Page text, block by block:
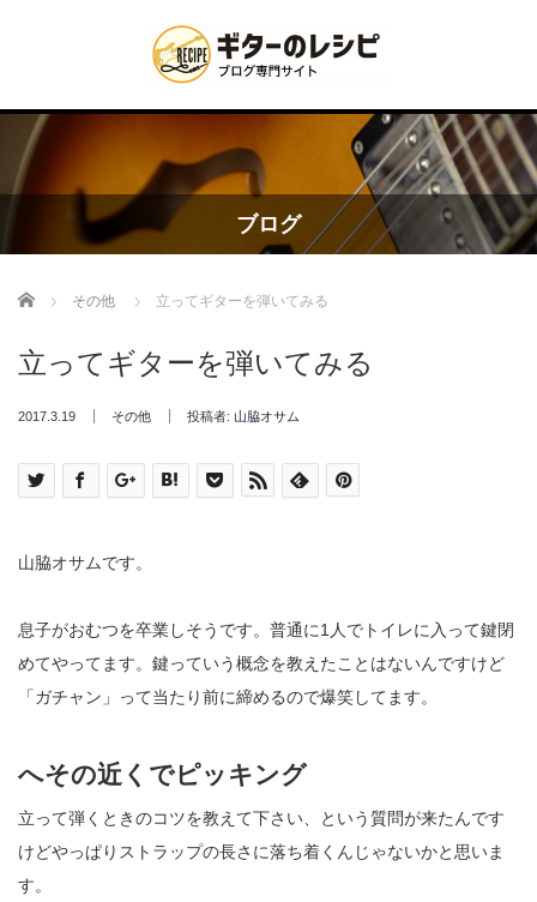
ブログ
Home その他 立ってギターを弾いてみる
立ってギターを弾いてみる
2017.3.19 その他 投稿者: 山脇オサム
山脇オサムです。
息子がおむつを卒業しそうです。普通に1人でトイレに入って鍵閉
めてやってます。鍵っていう概念を教えたことはないんですけど
「ガチャン」って当たり前に締めるので爆笑してます。
へその近くでピッキング
立って弾くときのコツを教えて下さい、という質問が来たんです
けどやっぱりストラップの長さに落ち着くんじゃないかと思いま
す。